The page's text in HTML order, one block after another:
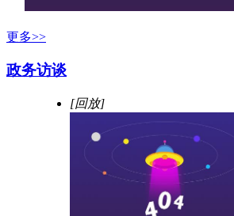
更多>>
政务访谈
[回放]